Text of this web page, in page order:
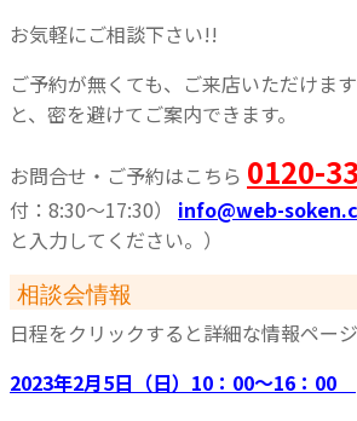
お気軽にご相談下さい!!
ご予約が無くても、ご来店いただけます
と、密を避けてご案内できます。
お問合せ・ご予約はこちら 0120-
付：8:30～17:30）
info@web-
と入力してください。）
相談会情報
日程をクリックすると詳細な情報ペー
2023年2月5日（日）10：00～16：00